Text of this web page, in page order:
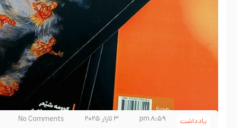
یادداشت 8:59 pm 3 ئازار 2025 No Comments